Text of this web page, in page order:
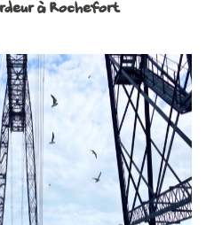
à Rochefort